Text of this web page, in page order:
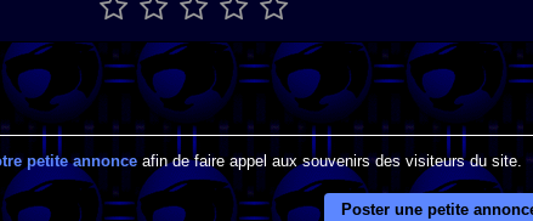
petite annonce afin de faire appel aux souvenirs des visiteurs du site.
Poster une petite